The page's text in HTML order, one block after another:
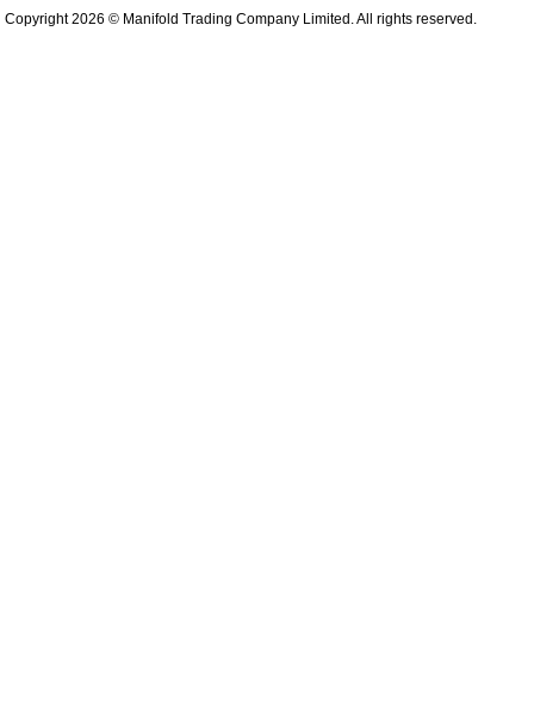
Copyright 2026 © Manifold Trading Company Limited. All rights reserved.